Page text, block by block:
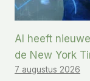
AI heeft
de New York
7 augustus 2026